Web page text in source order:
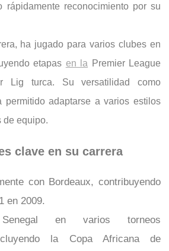
rápidamente reconocimiento por su
ha jugado para varios clubes en
etapas en la Premier League
Lig turca. Su versatilidad como
permitido adaptarse a varios estilos
de equipo.
clave en su carrera
con Bordeaux, contribuyendo
en 2009.
en varios torneos
la Copa Africana de